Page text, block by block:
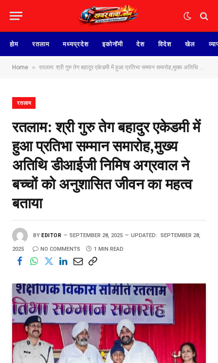
होम रतलाम मध्यप्रदेश इकोनॉमी देश विदेश खेल
Home » रतलाम: श्री गुरु तेग बहादुर एकेडमी में हुआ प्रतिभा सम्मान समारोह,मुख्य अतिथि डीआईजी निमिष अग्रवाल ने बच्चों को अनुशासित जीवन का महत्व बताया
रतलाम
रतलाम: श्री गुरु तेग बहादुर एकेडमी में
हुआ प्रतिभा सम्मान समारोह,मुख्य
अतिथि डीआईजी निमिष अग्रवाल ने
बच्चों को अनुशासित जीवन का महत्व
बताया
BY EDITOR SEPTEMBER 28, 2025 UPDATED: SEPTEMBER 28,
2025 NO COMMENTS 1 MIN READ